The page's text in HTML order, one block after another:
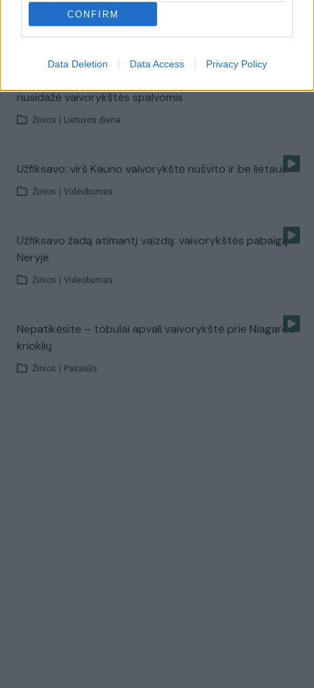
CONFIRM
Data Deletion Data Access Privacy Policy
sukūrė tikrą vaivorykštę
nusidažė vaivorykštės spalvomis
Žinios Lietuvos diena
Užfiksavo: virš Kauno vaivorykštė nušvito ir be lietaus
Žinios Videobumas
Užfiksavo žadą atimantį vaizdą: vaivorykštės pabaigą
Neryje
Žinios Videobumas
Nepatikėsite – tobulai apvali vaivorykštė prie Niagaros
krioklių
Žinios Pasaulis